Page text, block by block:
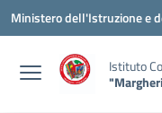
Vai ai contenuti
Vai al menu di navigazione
Vai al footer
Ministero dell'Istruzione e
Istituto